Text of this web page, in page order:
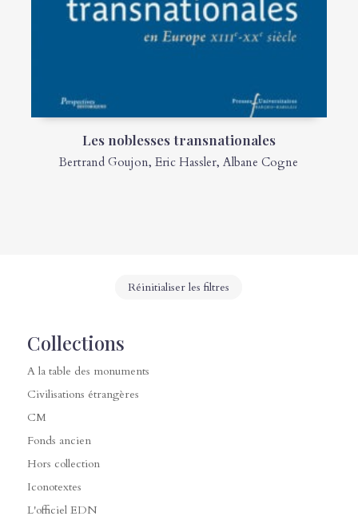
Les noblesses transnationales
Bertrand Goujon,Eric Hassler,Albane Cogne
Réinitialiser les filtres
Collections
A la table des monuments
Civilisations étrangères
CM
Fonds ancien
Hors collection
Iconotextes
L'officiel EDN